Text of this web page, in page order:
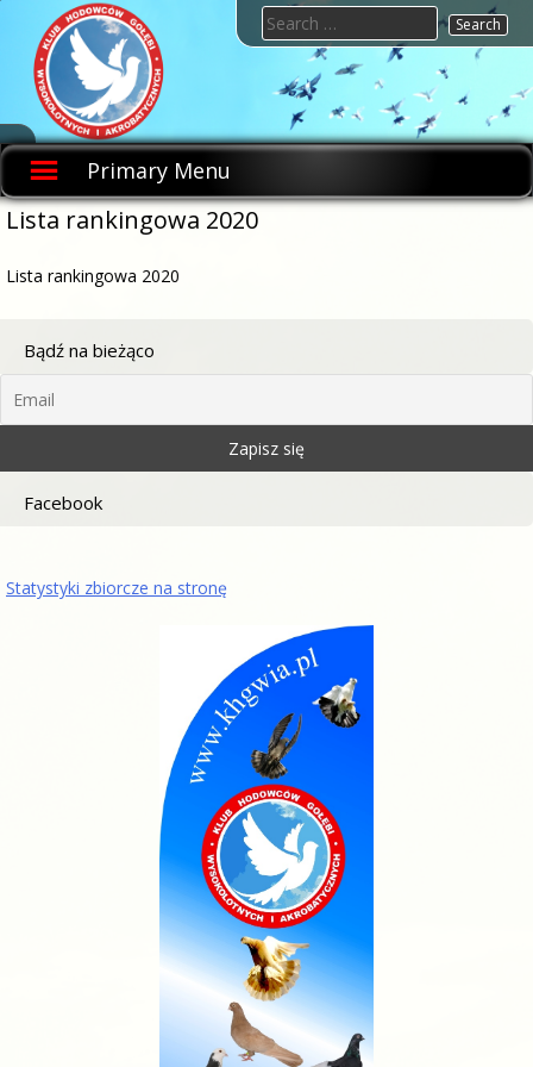
content
KHGWIA.PL
Klub
hodowców
gołębi
wysokolotnych
i
akrobatycznych
Primary Menu
Search
for:
Lista rankingowa 2020
Lista rankingowa 2020
Bądź na bieżąco
Facebook
Statystyki zbiorcze na stronę